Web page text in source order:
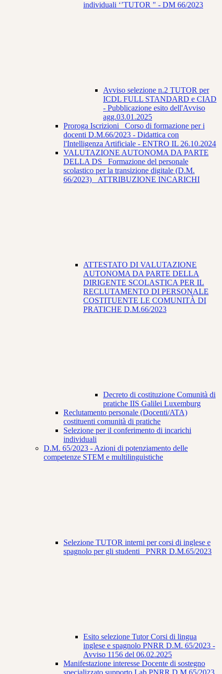
individuali ‘’TUTOR " - DM 66/2023
Avviso selezione n.2 TUTOR per
ICDL FULL STANDARD e CIAD
- Pubblicazione esito dell'Avviso
agg.03.01.2025
Proroga Iscrizioni_ Corso di formazione per i
docenti D.M.66/2023 - Didattica con
l'Intelligenza Artificiale - ENTRO IL 26.10.2024
VALUTAZIONE AUTONOMA DA PARTE
DELLA DS_ Formazione del personale
scolastico per la transizione digitale (D.M.
66/2023) _ATTRIBUZIONE INCARICHI
ATTESTATO DI VALUTAZIONE
AUTONOMA DA PARTE DELLA
DIRIGENTE SCOLASTICA PER IL
RECLUTAMENTO DI PERSONALE
COSTITUENTE LE COMUNITÀ DI
PRATICHE D.M.66/2023
Decreto di costituzione Comunità di
pratiche IIS Galilei Luxemburg
Reclutamento personale (Docenti/ATA)
costituenti comunità di pratiche
Selezione per il conferimento di incarichi
individuali
D.M. 65/2023 - Azioni di potenziamento delle
competenze STEM e multilinguistiche
Selezione TUTOR interni per corsi di inglese e
spagnolo per gli studenti_ PNRR D.M.65/2023
Esito selezione Tutor Corsi di lingua
inglese e spagnolo PNRR D.M. 65/2023 -
Avviso 1156 del 06.02.2025
Manifestazione interesse Docente di sostegno